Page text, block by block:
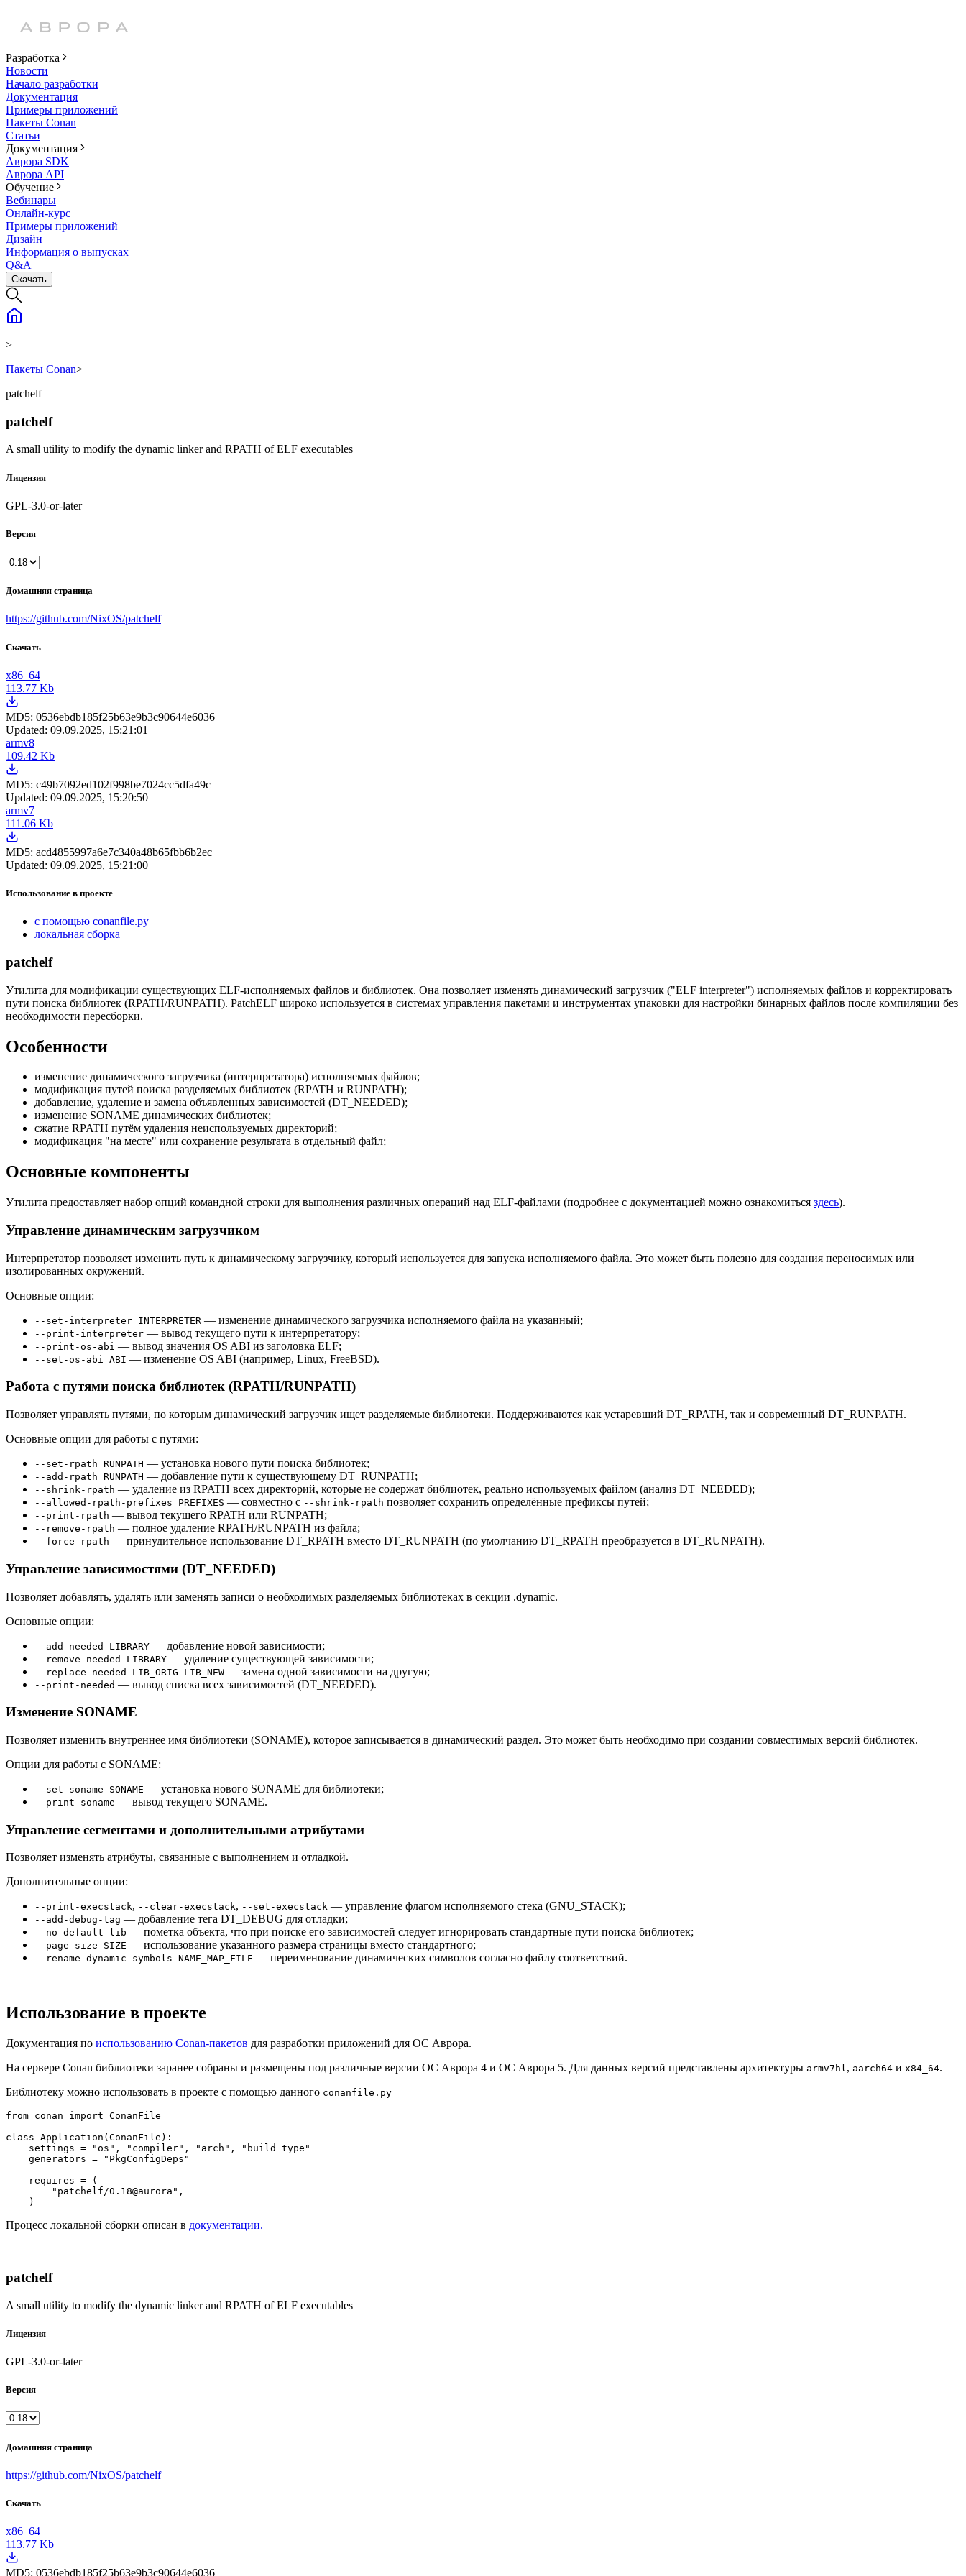
Разработка
Новости
Начало разработки
Документация
Примеры приложений
Пакеты Conan
Статьи
Документация
Аврора SDK
Аврора API
Обучение
Вебинары
Онлайн-курс
Примеры приложений
Дизайн
Информация о выпусках
Q&A
Скачать
>
Пакеты Conan>
patchelf
patchelf
A small utility to modify the dynamic linker and RPATH of ELF executables
Лицензия
GPL-3.0-or-later
Версия
Домашняя страница
https://github.com/NixOS/patchelf
Скачать
x86_64
113.77 Kb
MD5: 0536ebdb185f25b63e9b3c90644e6036
Updated: 09.09.2025, 15:21:01
armv8
109.42 Kb
MD5: c49b7092ed102f998be7024cc5dfa49c
Updated: 09.09.2025, 15:20:50
armv7
111.06 Kb
MD5: acd4855997a6e7c340a48b65fbb6b2ec
Updated: 09.09.2025, 15:21:00
Использование в проекте
с помощью conanfile.py
локальная сборка
patchelf
Утилита для модификации существующих ELF-исполняемых файлов и библиотек. Она позволяет изменять динамический загрузчик ("ELF interpreter") исполняемых файлов и корректировать
пути поиска библиотек (RPATH/RUNPATH). PatchELF широко используется в системах управления пакетами и инструментах упаковки для настройки бинарных файлов после компиляции без
необходимости пересборки.
Особенности
изменение динамического загрузчика (интерпретатора) исполняемых файлов;
модификация путей поиска разделяемых библиотек (RPATH и RUNPATH);
добавление, удаление и замена объявленных зависимостей (DT_NEEDED);
изменение SONAME динамических библиотек;
сжатие RPATH путём удаления неиспользуемых директорий;
модификация "на месте" или сохранение результата в отдельный файл;
Основные компоненты
Утилита предоставляет набор опций командной строки для выполнения различных операций над ELF-файлами (подробнее с документацией можно ознакомиться здесь).
Управление динамическим загрузчиком
Интерпретатор позволяет изменить путь к динамическому загрузчику, который используется для запуска исполняемого файла. Это может быть полезно для создания переносимых или
изолированных окружений.
Основные опции:
--set-interpreter INTERPRETER — изменение динамического загрузчика исполняемого файла на указанный;
--print-interpreter — вывод текущего пути к интерпретатору;
--print-os-abi — вывод значения OS ABI из заголовка ELF;
--set-os-abi ABI — изменение OS ABI (например, Linux, FreeBSD).
Работа с путями поиска библиотек (RPATH/RUNPATH)
Позволяет управлять путями, по которым динамический загрузчик ищет разделяемые библиотеки. Поддерживаются как устаревший DT_RPATH, так и современный DT_RUNPATH.
Основные опции для работы с путями:
--set-rpath RUNPATH — установка нового пути поиска библиотек;
--add-rpath RUNPATH — добавление пути к существующему DT_RUNPATH;
--shrink-rpath — удаление из RPATH всех директорий, которые не содержат библиотек, реально используемых файлом (анализ DT_NEEDED);
--allowed-rpath-prefixes PREFIXES — совместно с --shrink-rpath позволяет сохранить определённые префиксы путей;
--print-rpath — вывод текущего RPATH или RUNPATH;
--remove-rpath — полное удаление RPATH/RUNPATH из файла;
--force-rpath — принудительное использование DT_RPATH вместо DT_RUNPATH (по умолчанию DT_RPATH преобразуется в DT_RUNPATH).
Управление зависимостями (DT_NEEDED)
Позволяет добавлять, удалять или заменять записи о необходимых разделяемых библиотеках в секции .dynamic.
Основные опции:
--add-needed LIBRARY — добавление новой зависимости;
--remove-needed LIBRARY — удаление существующей зависимости;
--replace-needed LIB_ORIG LIB_NEW — замена одной зависимости на другую;
--print-needed — вывод списка всех зависимостей (DT_NEEDED).
Изменение SONAME
Позволяет изменить внутреннее имя библиотеки (SONAME), которое записывается в динамический раздел. Это может быть необходимо при создании совместимых версий библиотек.
Опции для работы с SONAME:
--set-soname SONAME — установка нового SONAME для библиотеки;
--print-soname — вывод текущего SONAME.
Управление сегментами и дополнительными атрибутами
Позволяет изменять атрибуты, связанные с выполнением и отладкой.
Дополнительные опции:
--print-execstack, --clear-execstack, --set-execstack — управление флагом исполняемого стека (GNU_STACK);
--add-debug-tag — добавление тега DT_DEBUG для отладки;
--no-default-lib — пометка объекта, что при поиске его зависимостей следует игнорировать стандартные пути поиска библиотек;
--page-size SIZE — использование указанного размера страницы вместо стандартного;
--rename-dynamic-symbols NAME_MAP_FILE — переименование динамических символов согласно файлу соответствий.
Использование в проекте
Документация по использованию Conan-пакетов для разработки приложений для ОС Аврора.
На сервере Conan библиотеки заранее собраны и размещены под различные версии ОС Аврора 4 и ОC Аврора 5. Для данных версий представлены архитектуры armv7hl, aarch64 и x84_64.
Библиотеку можно использовать в проекте с помощью данного conanfile.py
from conan import ConanFile
class Application ( ConanFile ):
    settings =
"os" , "compiler" , "arch" ,
"build_type"
    generators =
"PkgConfigDeps"
    requires = (
"patchelf/0.18@aurora" ,
Процесс локальной сборки описан в документации.
patchelf
A small utility to modify the dynamic linker and RPATH of ELF executables
Лицензия
GPL-3.0-or-later
Версия
Домашняя страница
https://github.com/NixOS/patchelf
Скачать
x86_64
113.77 Kb
MD5: 0536ebdb185f25b63e9b3c90644e6036